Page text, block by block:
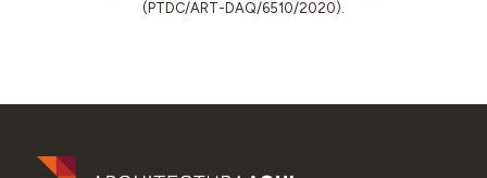
(PTDC/ART-DAQ/6510/2020).